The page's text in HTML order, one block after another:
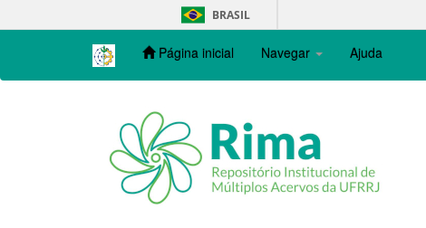
navigation
BRASIL
Página inicial Navegar Ajuda